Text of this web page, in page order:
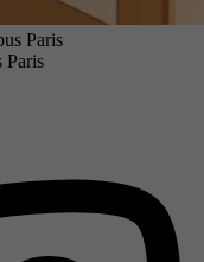
Paris